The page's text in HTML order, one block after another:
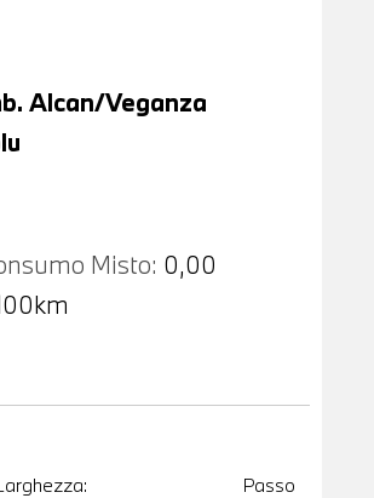
Alcan/Veganza
Misto: 0,00
Passo